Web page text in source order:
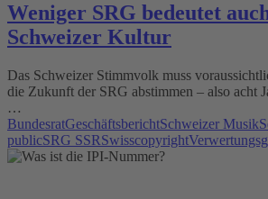
Weniger SRG bedeutet
Schweizer Kultur
Das Schweizer Stimmvolk muss
die Zukunft der SRG abstimmen – also acht
…
BundesratGeschäftsberichtSchweizer Musik
publicSRG SSRSwisscopyright